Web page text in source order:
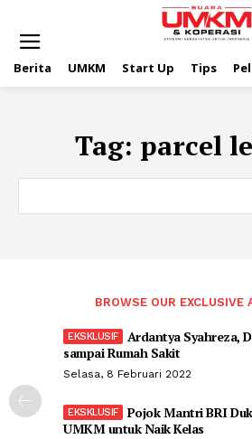
Berita UMKM Start Up Tips
Tag: parcel
BROWSE OUR EXCLUSIVE
Ardantya Syahreza,
sampai Rumah Sakit
Selasa, 8 Februari 2022
Pojok Mantri BRI
UMKM untuk Naik Kelas